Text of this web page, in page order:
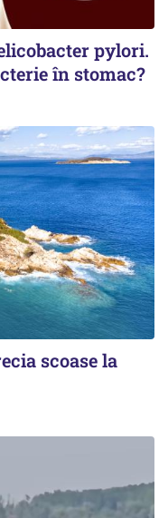
pylori.
în stomac?
scoase la